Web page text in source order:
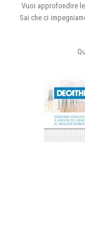
Vuoi approfondire
Sai che ci